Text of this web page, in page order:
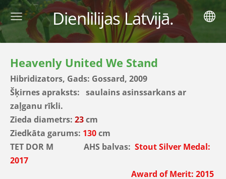
Dienlilijas Latvijā.
Heavenly United We Stand
Hibridizators, Gads: Gossard, 2009
Šķirnes apraksts: saulains asinssarkans ar
zaļganu rīkli.
Zieda diametrs: 23cm
Ziedkāta garums: 130cm
TET DOR M AHS balvas: Stout Silver Medal:
2017
Award of Merit: 2015